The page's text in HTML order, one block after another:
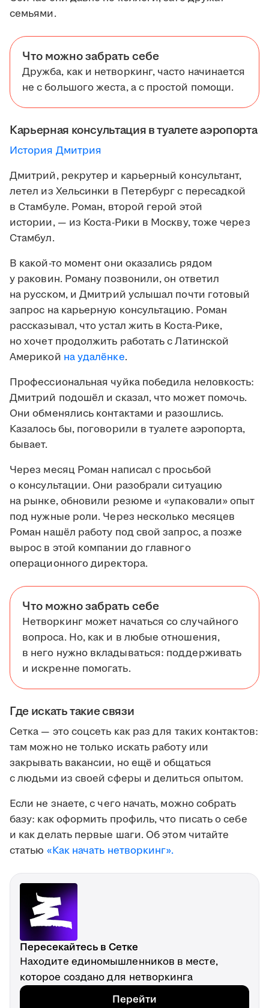
семьями.
Что можно забрать себе
Дружба, как и нетворкинг, часто начинается
не с большого жеста, а с простой помощи.
Карьерная консультация в туалете аэропорта
История Дмитрия
Дмитрий, рекрутер и карьерный консультант,
летел из Хельсинки в Петербург с пересадкой
в Стамбуле. Роман, второй герой этой
истории, — из Коста-Рики в Москву, тоже через
Стамбул.
В какой-то момент они оказались рядом
у раковин. Роману позвонили, он ответил
на русском, и Дмитрий услышал почти готовый
запрос на карьерную консультацию. Роман
рассказывал, что устал жить в Коста-Рике,
но хочет продолжить работать с Латинской
Америкой на удалёнке.
Профессиональная чуйка победила неловкость:
Дмитрий подошёл и сказал, что может помочь.
Они обменялись контактами и разошлись.
Казалось бы, поговорили в туалете аэропорта,
бывает.
Через месяц Роман написал с просьбой
о консультации. Они разобрали ситуацию
на рынке, обновили резюме и «упаковали» опыт
под нужные роли. Через несколько месяцев
Роман нашёл работу под свой запрос, а позже
вырос в этой компании до главного
операционного директора.
Что можно забрать себе
Нетворкинг может начаться со случайного
вопроса. Но, как и в любые отношения,
в него нужно вкладываться: поддерживать
и искренне помогать.
Где искать такие связи
Сетка — это соцсеть как раз для таких контактов:
там можно не только искать работу или
закрывать вакансии, но ещё и общаться
с людьми из своей сферы и делиться опытом.
Если не знаете, с чего начать, можно собрать
базу: как оформить профиль, что писать о себе
и как делать первые шаги. Об этом читайте
статью «Как начать нетворкинг».
Пересекайтесь в Сетке
Находите единомышленников в месте,
которое создано для нетворкинга
Перейти